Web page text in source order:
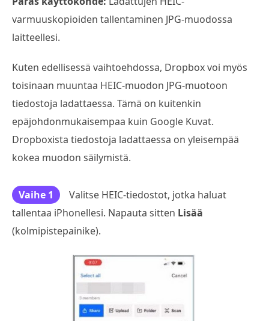
varmuuskopioiden tallentaminen JPG-muodossa
laitteellesi.
Kuten edellisessä vaihtoehdossa, Dropbox voi myös
toisinaan muuntaa HEIC-muodon JPG-muotoon
tiedostoja ladattaessa. Tämä on kuitenkin
epäjohdonmukaisempaa kuin Google Kuvat.
Dropboxista tiedostoja ladattaessa on yleisempää
kokea muodon säilymistä.
Vaihe 1
Valitse HEIC-tiedostot, jotka haluat
tallentaa iPhonellesi. Napauta sitten Lisää
(kolmipistepainike).